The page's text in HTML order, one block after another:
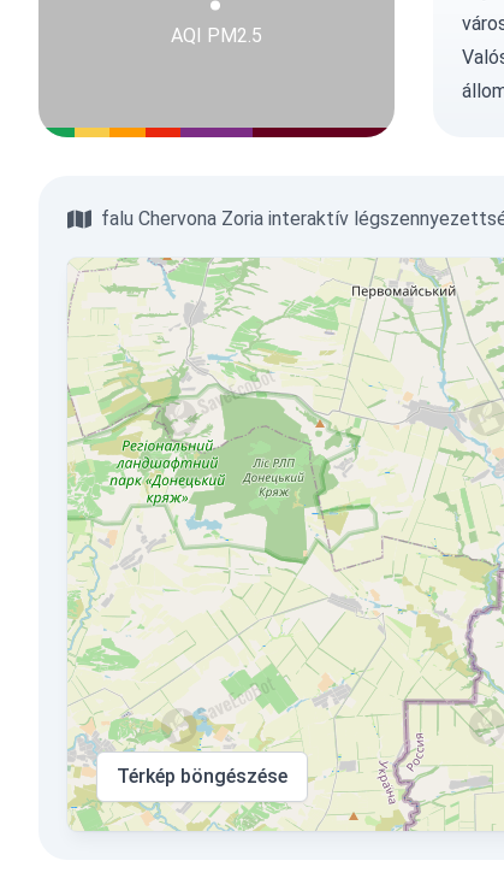
AQI PM2.5
falu Chervona Zoria interaktív
Térkép böngészése